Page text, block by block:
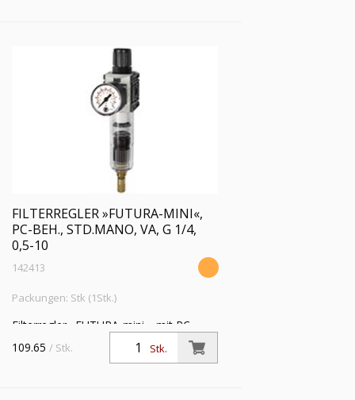
FILTERREGLER »FUTURA-MINI«,
PC-BEH., STD.MANO, VA, G 1/4,
0,5-10
142413
Packungen: Stk (1Stk.)
Filterregler »FUTURA-mini«, mit PC-
Behälter, Standardmano, 5 µm, BG 0, G
1/4, PE 1,5 - 12 bar, Regelbereich 0,5-10
Stk.
109.65 / Stk.